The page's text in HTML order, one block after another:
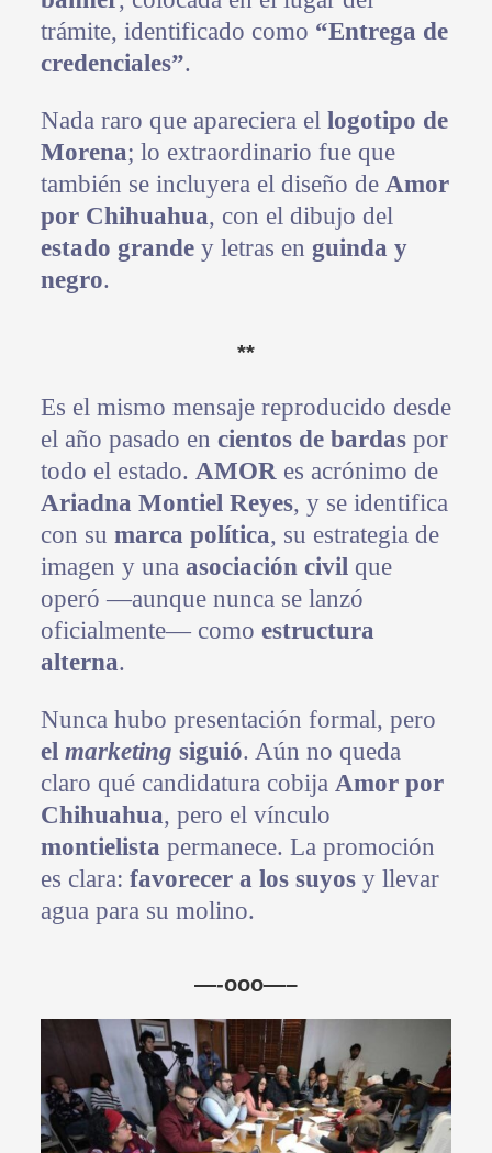
trámite, identificado como “Entrega de
credenciales”.
Nada raro que apareciera el logotipo de
Morena; lo extraordinario fue que
también se incluyera el diseño de Amor
por Chihuahua, con el dibujo del
estado grandey letras en guinda y
negro.
**
Es el mismo mensaje reproducido desde
el año pasado en cientos de bardaspor
todo el estado. AMOR es acrónimo de
Ariadna Montiel Reyes, y se identifica
con su marca política, su estrategia de
imagen y una asociación civil que
operó —aunque nunca se lanzó
oficialmente— como estructura
alterna.
Nunca hubo presentación formal, pero
el marketing siguió. Aún no queda
claro qué candidatura cobija Amor por
Chihuahua, pero el vínculo
montielista permanece. La promoción
es clara: favorecer a los suyosy llevar
agua para su molino.
—-ooo—–